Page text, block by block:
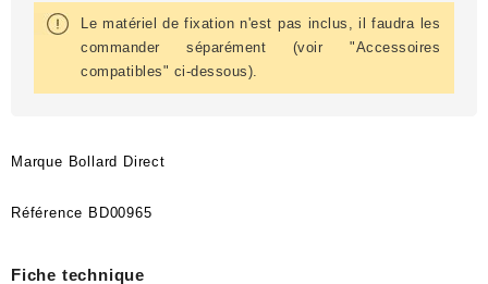
Le matériel de fixation n'est pas inclus, il faudra les
commander séparément (voir "Accessoires
compatibles" ci-dessous).
Marque Bollard Direct
Référence BD00965
Fiche technique